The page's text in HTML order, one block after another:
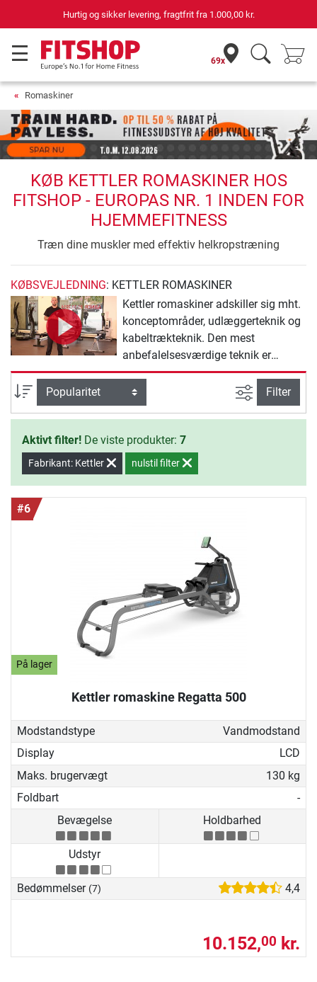
Hurtig og sikker levering, fragtfrit fra 1.000,00 kr.
69x
Romaskiner
KØB KETTLER ROMASKINER HOS
FITSHOP - EUROPAS NR. 1 INDEN FOR
HJEMMEFITNESS
Træn dine muskler med effektiv helkropstræning
KØBSVEJLEDNING: KETTLER ROMASKINER
Kettler romaskiner adskiller sig mht.
konceptområder, udlæggerteknik og
kabeltrækteknik. Den mest
anbefalelsesværdige teknik er
kabeltrækteknikken, da der hverved
genereres større modstande, som der
kan styres og analyseres vha.
wattværdier.
sortering Avanceret
Filter
Aktivt filter! De viste produkter: 7
Fabrikant: Kettler nulstil filter
#6
På lager
Kettler romaskine Regatta 500
Modstandstype
Vandmodstand
Display
LCD
Maks. brugervægt
130 kg
Foldbart
-
Bevægelse
Holdbarhed
Udstyr
Bedømmelser (7) 4,4
10.152,00 kr.